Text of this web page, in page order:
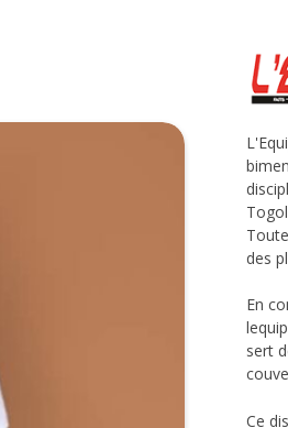
des
En
sert
Ce